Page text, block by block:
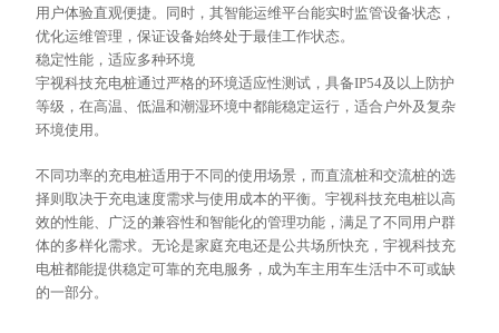
用户体验直观便捷。同时，其智能运维平台能实时监管设备状态，
优化运维管理，保证设备始终处于最佳工作状态。
稳定性能，适应多种环境
宇视科技充电桩通过严格的环境适应性测试，具备IP54及以上防护
等级，在高温、低温和潮湿环境中都能稳定运行，适合户外及复杂
环境使用。
不同功率的充电桩适用于不同的使用场景，而直流桩和交流桩的选
择则取决于充电速度需求与使用成本的平衡。宇视科技充电桩以高
效的性能、广泛的兼容性和智能化的管理功能，满足了不同用户群
体的多样化需求。无论是家庭充电还是公共场所快充，宇视科技充
电桩都能提供稳定可靠的充电服务，成为车主用车生活中不可或缺
的一部分。